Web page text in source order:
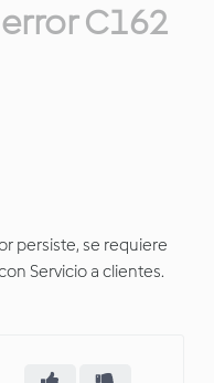
C162
persiste, se requiere
Servicio a clientes.